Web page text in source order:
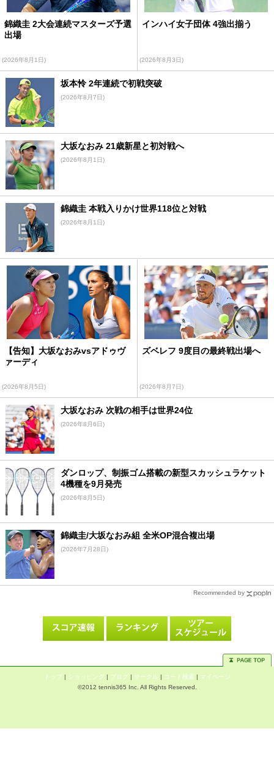
錦織圭 2大会連続マスターズ予選
出場
(2026年8月1日)
インハイ女子団体 4強出揃う
(2026年8月3日)
坂本怜 2年連続で初戦突破
(2026年8月7日)
大坂なおみ 21歳新星と初対戦へ
(2026年8月1日)
錦織圭 本戦入りかけ世界118位と対戦
(2026年8月1日)
【告知】大坂なおみvsアドゥヴ
ァーディ
(2026年8月5日)
ズベレフ 9度目の最終戦出場へ
(2026年8月7日)
大坂なおみ 次戦の相手は世界24位
(2026年8月6日)
ダンロップ、制振ゴム搭載の新型スカッシュラケット
4機種を9月発売
(2026年8月5日)
錦織圭/大坂なおみ組 全米OP混合複出場
(2026年7月28日)
Recommended by
トップ | ショッピング| ブログ| サークル| コート検索| マイページ
©2012 tennis365 Inc. All Rights Reserved.